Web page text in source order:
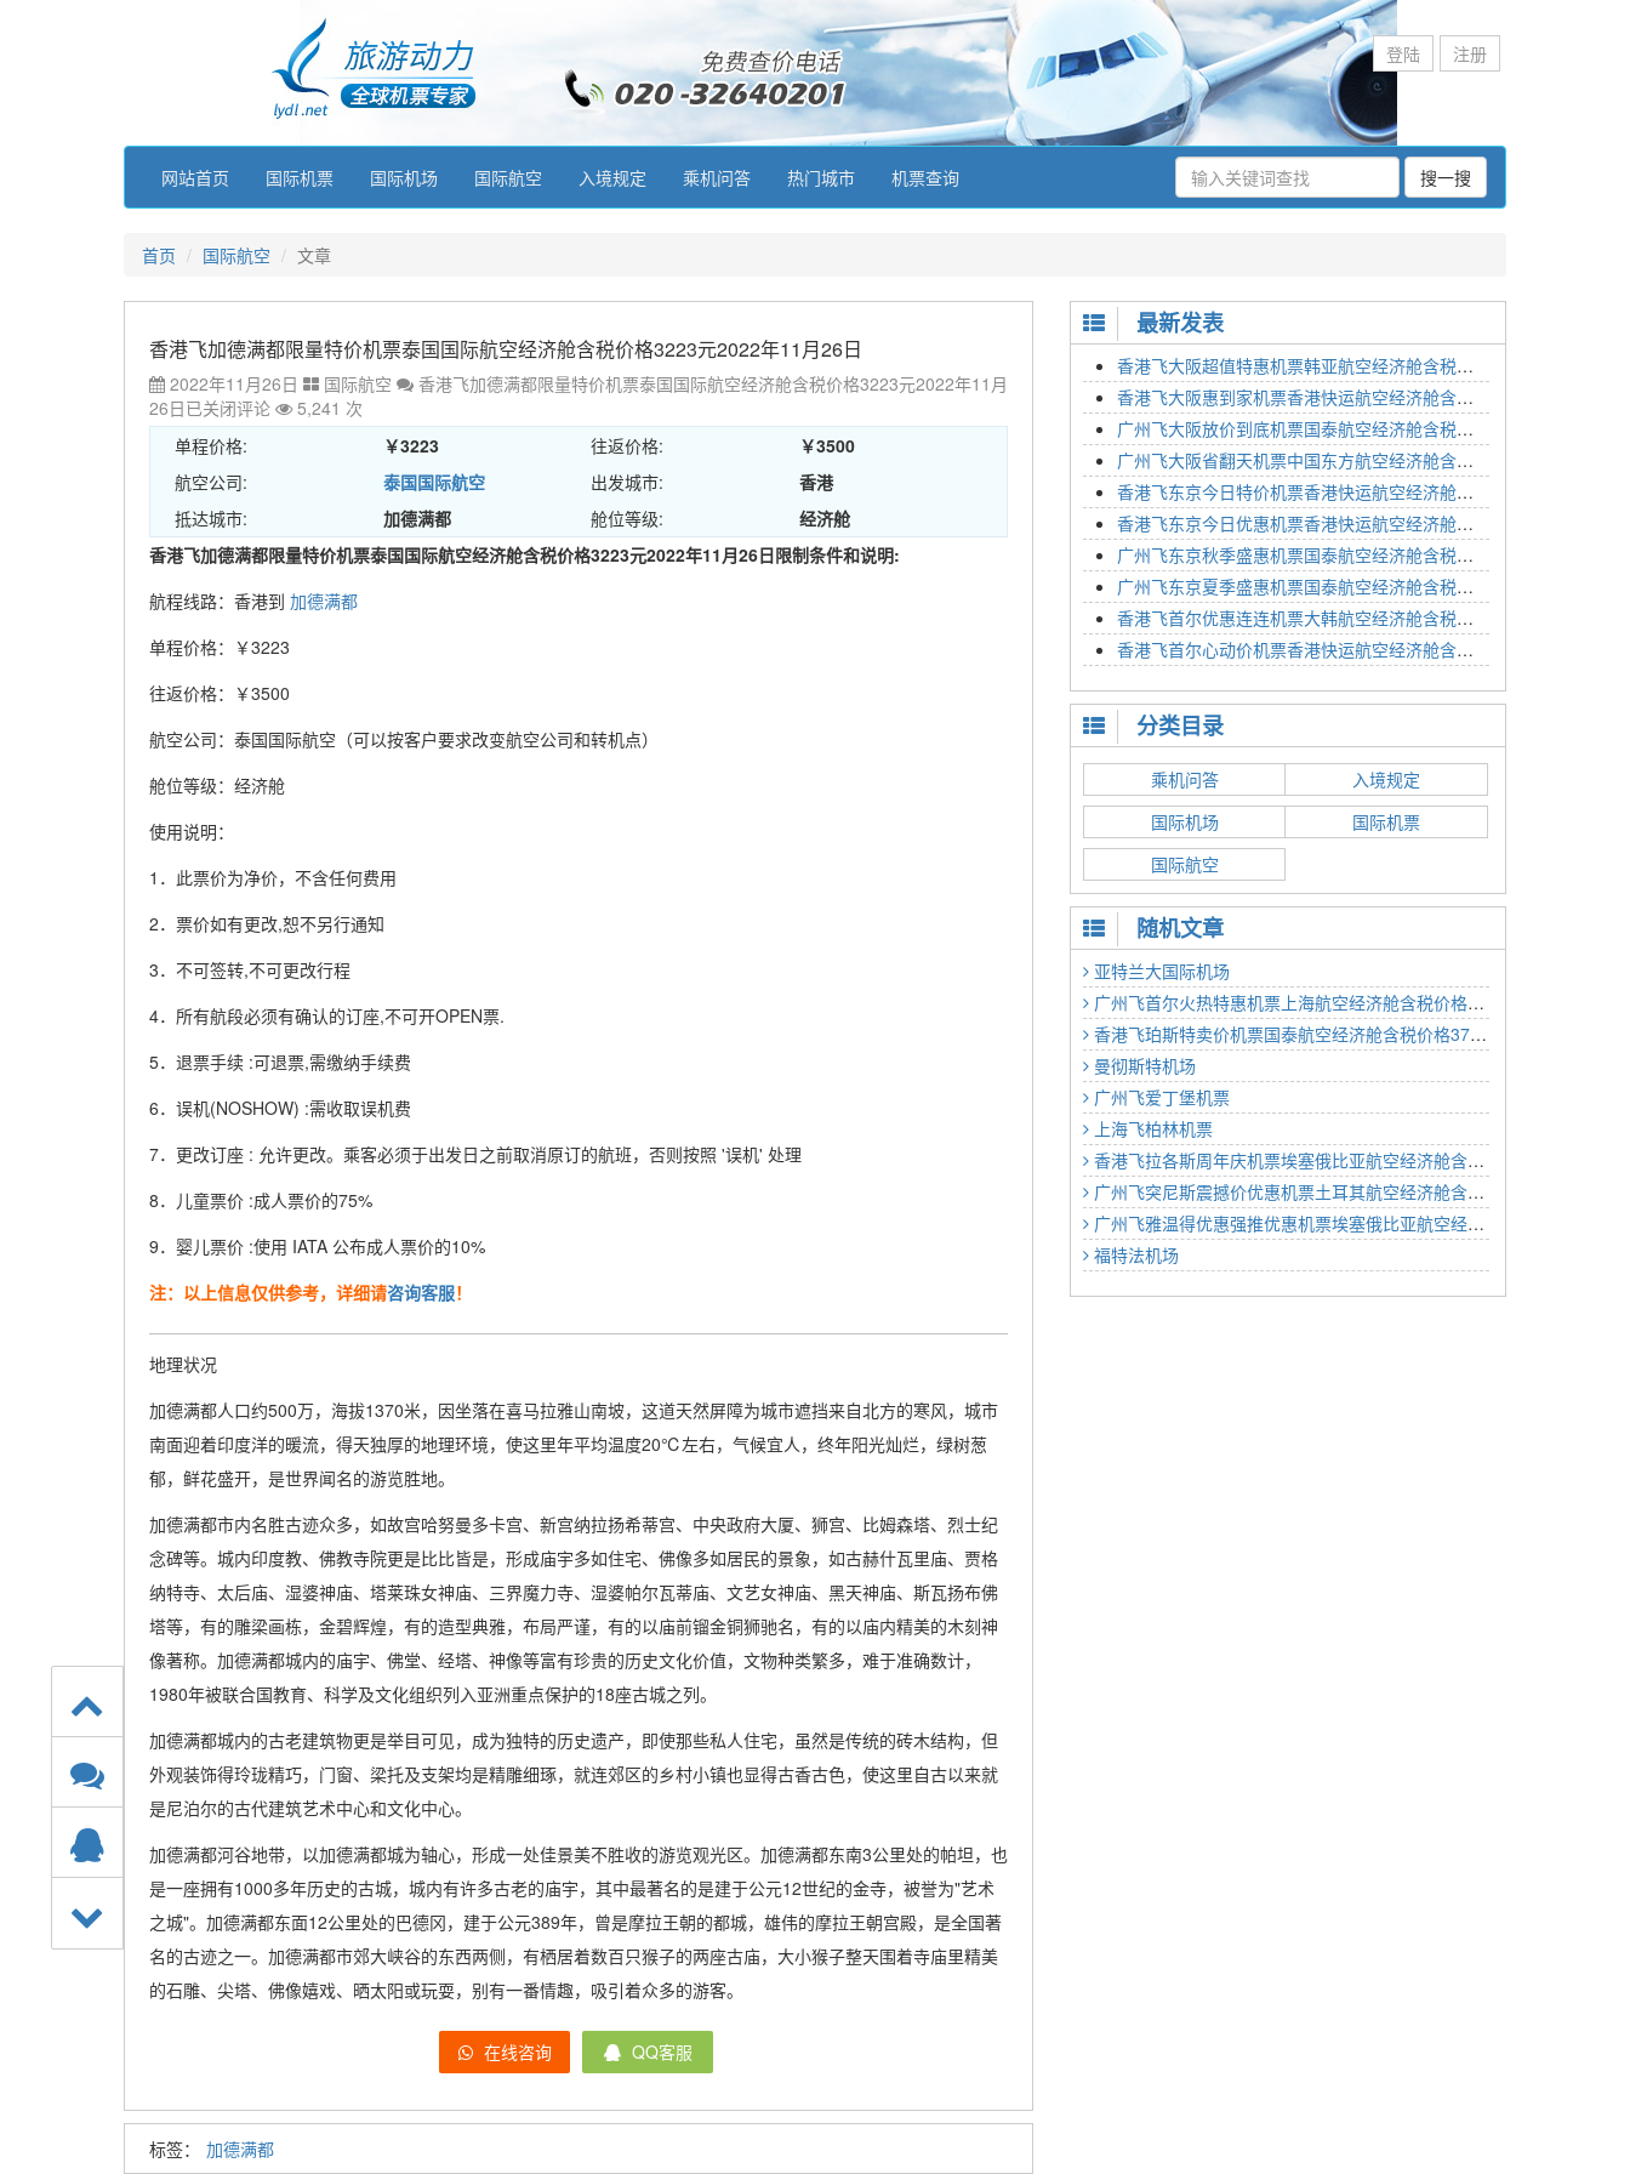
登陆 注册
网站首页 国际机票 国际机场 国际航空 入境规定 乘机问答 热门城市 机票查询 搜一搜
首页 国际航空 文章
香港飞加德满都限量特价机票泰国国际航空经济舱含税价格3223元2022年11月26日
2022年11月26日 国际航空
香港飞加德满都限量特价机票泰国国际航空经济舱含税价格3223元2022年11月
26日已关闭评论
5,241 次
单程价格:
￥3223 往返价格:
￥3500
航空公司:
泰国国际航空 出发城市:
香港
抵达城市:
加德满都 舱位等级:
经济舱
香港飞加德满都限量特价机票泰国国际航空经济舱含税价格3223元2022年11月26日限制条件和说明:
航程线路：香港到 加德满都
单程价格：￥3223
往返价格：￥3500
航空公司：泰国国际航空（可以按客户要求改变航空公司和转机点）
舱位等级：经济舱
使用说明：
1．此票价为净价，不含任何费用
2．票价如有更改,恕不另行通知
3．不可签转,不可更改行程
4．所有航段必须有确认的订座,不可开OPEN票.
5．退票手续 :可退票,需缴纳手续费
6．误机(NOSHOW) :需收取误机费
7．更改订座 : 允许更改。乘客必须于出发日之前取消原订的航班，否则按照 '误机' 处理
8．儿童票价 :成人票价的75%
9．婴儿票价 :使用 IATA 公布成人票价的10%
注：以上信息仅供参考，详细请咨询客服！
地理状况
加德满都人口约500万，海拔1370米，因坐落在喜马拉雅山南坡，这道天然屏障为城市遮挡来自北方的寒风，城市
南面迎着印度洋的暖流，得天独厚的地理环境，使这里年平均温度20℃左右，气候宜人，终年阳光灿烂，绿树葱
郁，鲜花盛开，是世界闻名的游览胜地。
加德满都市内名胜古迹众多，如故宫哈努曼多卡宫、新宫纳拉扬希蒂宫、中央政府大厦、狮宫、比姆森塔、烈士纪
念碑等。城内印度教、佛教寺院更是比比皆是，形成庙宇多如住宅、佛像多如居民的景象，如古赫什瓦里庙、贾格
纳特寺、太后庙、湿婆神庙、塔莱珠女神庙、三界魔力寺、湿婆帕尔瓦蒂庙、文艺女神庙、黑天神庙、斯瓦扬布佛
塔等，有的雕梁画栋，金碧辉煌，有的造型典雅，布局严谨，有的以庙前镏金铜狮驰名，有的以庙内精美的木刻神
像著称。加德满都城内的庙宇、佛堂、经塔、神像等富有珍贵的历史文化价值，文物种类繁多，难于准确数计，
1980年被联合国教育、科学及文化组织列入亚洲重点保护的18座古城之列。
加德满都城内的古老建筑物更是举目可见，成为独特的历史遗产，即使那些私人住宅，虽然是传统的砖木结构，但
外观装饰得玲珑精巧，门窗、梁托及支架均是精雕细琢，就连郊区的乡村小镇也显得古香古色，使这里自古以来就
是尼泊尔的古代建筑艺术中心和文化中心。
加德满都河谷地带，以加德满都城为轴心，形成一处佳景美不胜收的游览观光区。加德满都东南3公里处的帕坦，也
是一座拥有1000多年历史的古城，城内有许多古老的庙宇，其中最著名的是建于公元12世纪的金寺，被誉为"艺术
之城"。加德满都东面12公里处的巴德冈，建于公元389年，曾是摩拉王朝的都城，雄伟的摩拉王朝宫殿，是全国著
名的古迹之一。加德满都市郊大峡谷的东西两侧，有栖居着数百只猴子的两座古庙，大小猴子整天围着寺庙里精美
的石雕、尖塔、佛像嬉戏、晒太阳或玩耍，别有一番情趣，吸引着众多的游客。
在线咨询 QQ客服
标签： 加德满都
最新发表
香港飞大阪超值特惠机票韩亚航空经济舱含税价格2295元2023年01月26日
香港飞大阪惠到家机票香港快运航空经济舱含税价格1648元2023年01月26日
广州飞大阪放价到底机票国泰航空经济舱含税价格3054元2023年01月26日
广州飞大阪省翻天机票中国东方航空经济舱含税价格2133元2023年01月26日
香港飞东京今日特价机票香港快运航空经济舱含税价格1762元2023年01月26日
香港飞东京今日优惠机票香港快运航空经济舱含税价格1545元2023年01月26日
广州飞东京秋季盛惠机票国泰航空经济舱含税价格4054元2023年01月26日
广州飞东京夏季盛惠机票国泰航空经济舱含税价格2614元2023年01月26日
香港飞首尔优惠连连机票大韩航空经济舱含税价格1350元2023年01月24日
香港飞首尔心动价机票香港快运航空经济舱含税价格1186元2023年01月24日
分类目录
乘机问答
入境规定
国际机场
国际机票
国际航空
随机文章
亚特兰大国际机场
广州飞首尔火热特惠机票上海航空经济舱含税价格2408元2023年01月24日
香港飞珀斯特卖价机票国泰航空经济舱含税价格3778元2023年01月10日
曼彻斯特机场
广州飞爱丁堡机票
上海飞柏林机票
香港飞拉各斯周年庆机票埃塞俄比亚航空经济舱含税价格4652元2022年11月21日
广州飞突尼斯震撼价优惠机票土耳其航空经济舱含税价格6925元2023年01月21日
广州飞雅温得优惠强推优惠机票埃塞俄比亚航空经济舱含税价格6146元2023年01月21日
福特法机场